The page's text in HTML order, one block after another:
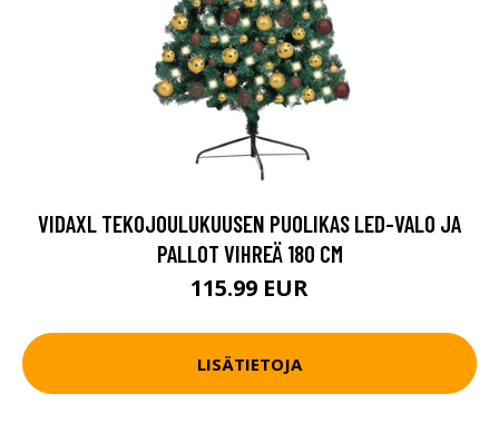
VIDAXL TEKOJOULUKUUSEN PUOLIKAS LED-VALO JA
PALLOT VIHREÄ 180 CM
115.99 EUR
LISÄTIETOJA